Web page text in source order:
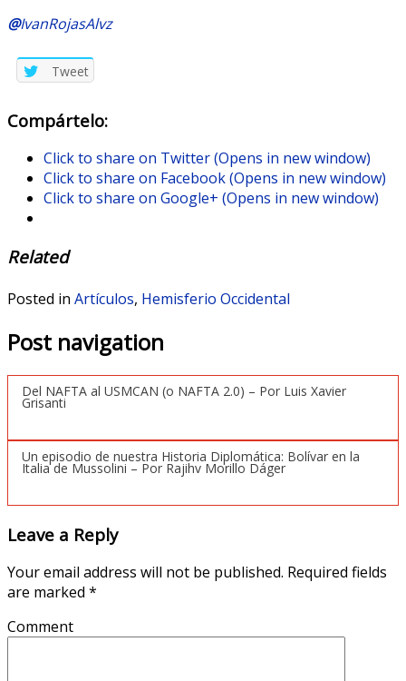
@IvanRojasAlvz
Tweet
Compártelo:
Click to share on Twitter (Opens in new window)
Click to share on Facebook (Opens in new window)
Click to share on Google+ (Opens in new window)
Related
Posted in Artículos, Hemisferio Occidental
Post navigation
Del NAFTA al USMCAN (o NAFTA 2.0) – Por Luis Xavier
Grisanti
Un episodio de nuestra Historia Diplomática: Bolívar en la
Italia de Mussolini – Por Rajihv Morillo Dáger
Leave a Reply
Your email address will not be published. Required fields
are marked *
Comment